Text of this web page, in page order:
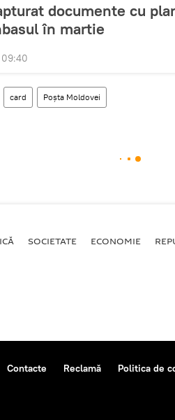
documente cu
în martie
card Poșta Moldovei
SOCIETATE ECONOMIE
Contacte Reclamă Politica de